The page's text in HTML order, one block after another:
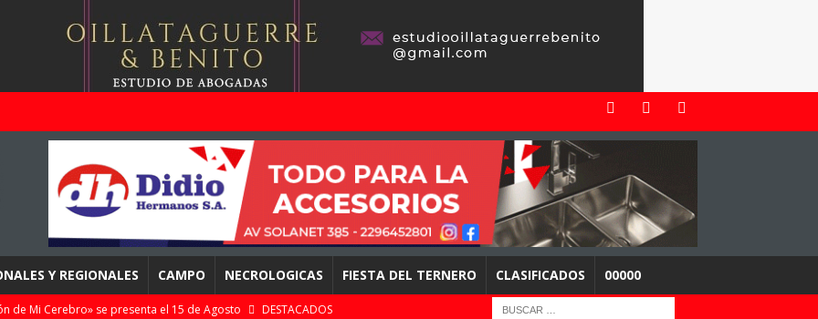
Y REGIONALES CAMPO NECROLOGICAS FIESTA DEL TERNERO CLASIFICADOS 00000
de Mi Cerebro» se presenta el 15 de Agosto
DESTACADOS